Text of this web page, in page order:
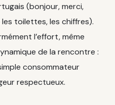
(bonjour, merci,
toilettes, les chiffres).
l’effort, même
de la rencontre :
consommateur
respectueux.